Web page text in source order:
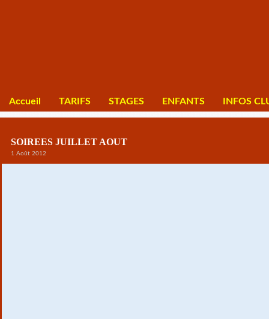
Accueil TARIFS STAGES ENFANTS INFOS
SOIREES JUILLET AOUT
1 Août 2012